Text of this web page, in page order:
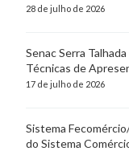
28 de julho de 2026
Senac Serra
Técnicas de
17 de julho de 2026
Sistema
do Sistema